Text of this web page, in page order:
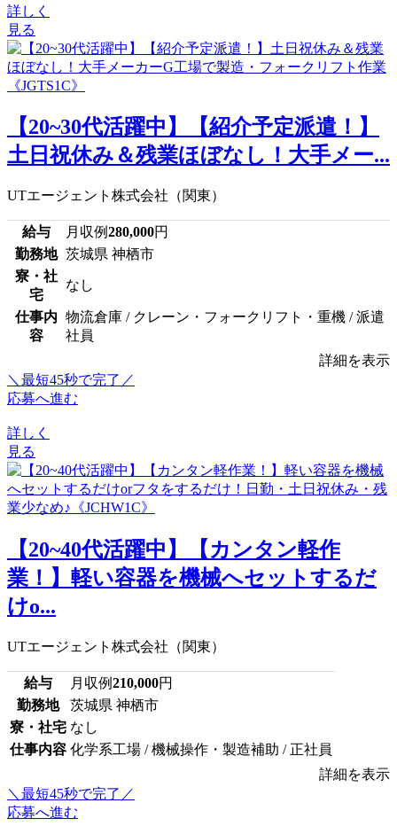
詳しく
見る
【20~30代活躍中】【紹介予定派遣！】
土日祝休み＆残業ほぼなし！大手メー...
UTエージェント株式会社（関東）
給与 月収例280,000円
勤務地 茨城県 神栖市
寮・社
宅
なし
仕事内
容
物流倉庫 / クレーン・フォークリフト・重機 / 派遣
社員
詳細を表示
＼最短45秒で完了／
応募へ進む
詳しく
見る
【20~40代活躍中】【カンタン軽作
業！】軽い容器を機械へセットするだ
けo...
UTエージェント株式会社（関東）
給与 月収例210,000円
勤務地
茨城県 神栖市
寮・社宅 なし
仕事内容 化学系工場 / 機械操作・製造補助 / 正社員
詳細を表示
＼最短45秒で完了／
応募へ進む